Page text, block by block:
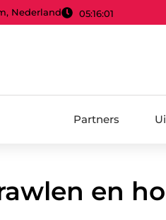
Nederland 05:16:03
Partners
en